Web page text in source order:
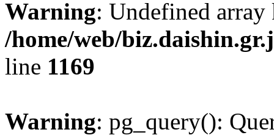
Warning: Undefined
/home/web/
line 1169
Warning: pg_query():